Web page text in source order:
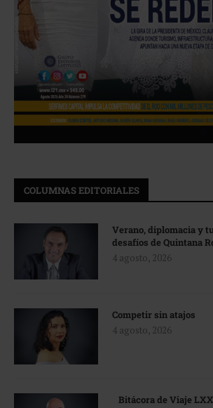
COLUMNAS EDITORIALES
Verano, diplomacia y
desafíos de Quintana
4 agosto, 2026
Competir sin atajos
4 agosto, 2026
Bitácora de Viaje LXX